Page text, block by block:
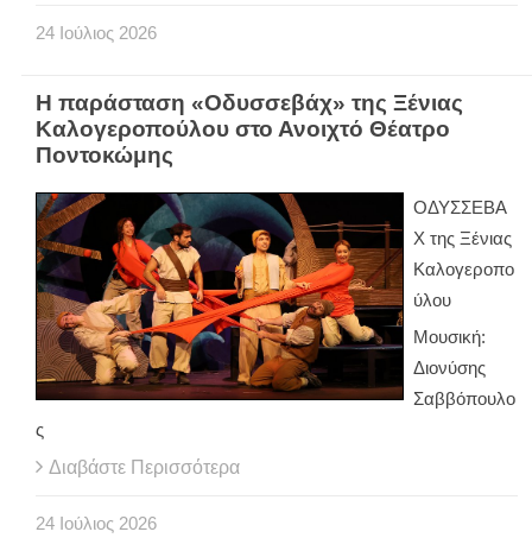
24 Ιούλιος 2026
Η παράσταση «Οδυσσεβάχ» της Ξένιας
Καλογεροπούλου στο Ανοιχτό Θέατρο
Ποντοκώμης
ΟΔΥΣΣΕΒΑ
Χ της Ξένιας
Καλογεροπο
ύλου
Μουσική:
Διονύσης
Σαββόπουλο
ς
Διαβάστε Περισσότερα
24 Ιούλιος 2026